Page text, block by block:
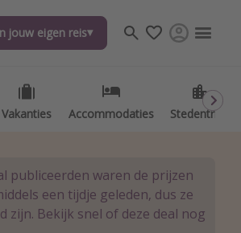
jouw eigen reis
Vakanties Accommodaties Stedentrips
jouw eigen reis
Vakanties Accommodaties Stedentrips
publiceerden waren de prijzen
een tijdje geleden, dus ze
zijn. Bekijk snel of deze deal nog